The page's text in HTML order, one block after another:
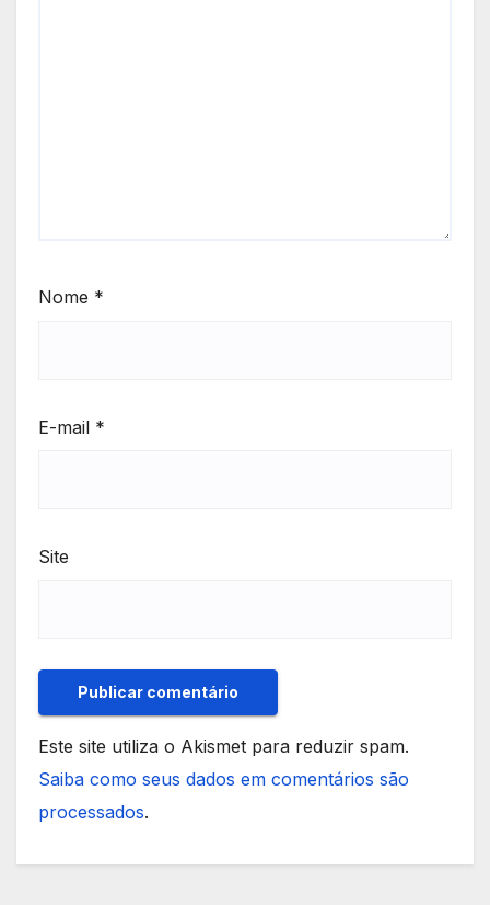
Nome *
E-mail *
Site
Este site utiliza o Akismet para reduzir spam.
Saiba como seus dados em comentários são
processados.